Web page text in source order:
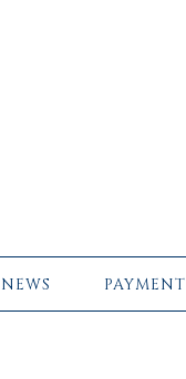
NEWS PAYMENT